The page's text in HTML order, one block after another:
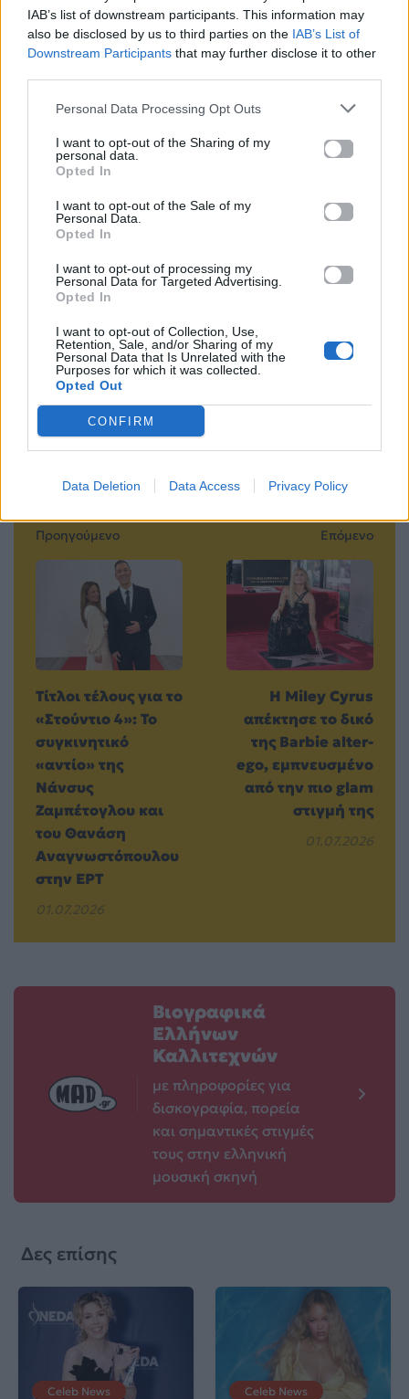
IAB’s list of downstream participants. This information may
also be disclosed by us to third parties on the IAB’s List of
Downstream Participants that may further disclose it to other
Personal Data Processing Opt Outs
I want to opt-out of the Sharing of my
personal data.
Opted In
I want to opt-out of the Sale of my
Personal Data.
Opted In
I want to opt-out of processing my
Personal Data for Targeted Advertising.
Opted In
I want to opt-out of Collection, Use,
Retention, Sale, and/or Sharing of my
Personal Data that Is Unrelated with the
Purposes for which it was collected.
Opted Out
CONFIRM
Data Deletion Data Access Privacy Policy
Για σχόλια, μηνύματα ή φωτογραφικό υλικό
ακολουθήστε μας στοInstagram.
Chris Brown
Ακολουθήστε το
Ακολουθήστε το
Μοιράσου αυτό το άρθρο
Προηγούμενο
Τίτλοι τέλους για το
«Στούντιο 4»: Το
συγκινητικό
«αντίο» της
Νάνσυς
Ζαμπέτογλου και
του Θανάση
Αναγνωστόπουλου
στην ΕΡΤ
01.07.2026
Επόμενο
Η Miley Cyrus
απέκτησε το δικό
της Barbie alter-
ego, εμπνευσμένο
από την πιο glam
στιγμή της
01.07.2026
Βιογραφικά
Ελλήνων
Καλλιτεχνών
με πληροφορίες για
δισκογραφία, πορεία
και σημαντικές στιγμές
τους στην ελληνική
μουσική σκηνή
Δες επίσης
Celeb News Celeb News